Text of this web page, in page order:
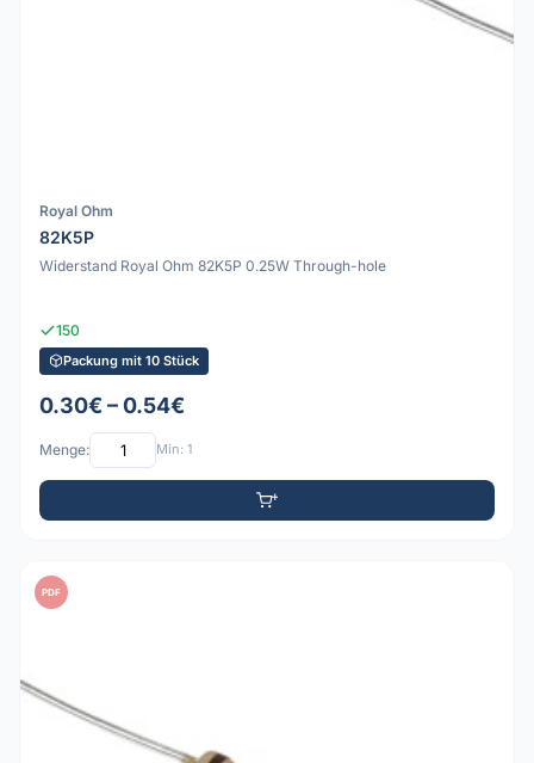
Royal Ohm
82K5P
Widerstand Royal Ohm 82K5P 0.25W Through-hole
150
Packung mit 10 Stück
0.30€ – 0.54€
Menge: Min: 1
PDF